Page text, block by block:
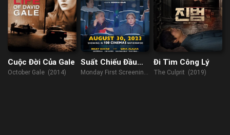
Cuộc Đời Của Gale
October Gale (2014)
Suất Chiếu Đầu
Ngày Thứ Hai
Monday First Screening
Đi Tìm Công Lý
The Culprit (2019)